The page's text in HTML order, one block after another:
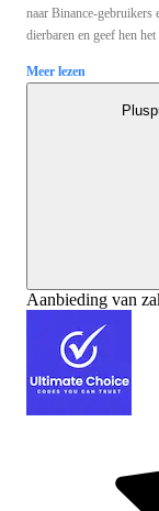
naar Binance-gebruikers
dierbaren en geef hen
Meer lezen
Aanbieding van